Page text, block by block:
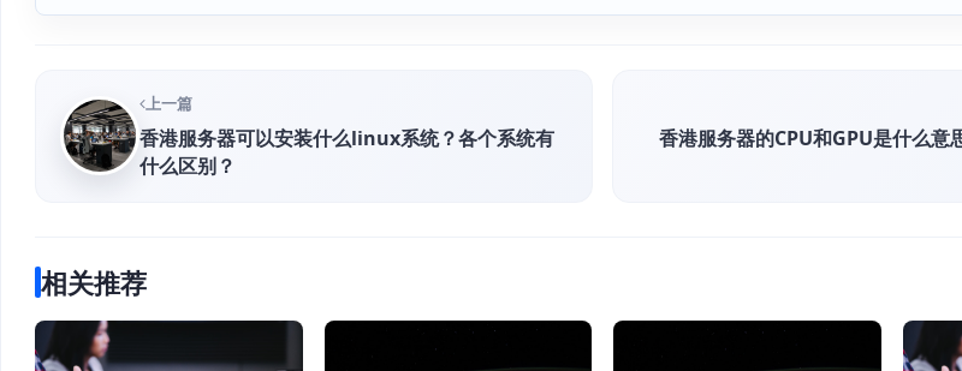
上一篇
香港服务器可以安装什么linux系统？各个系统有
什么区别？
香港服务器的CPU和GPU是什么意
相关推荐